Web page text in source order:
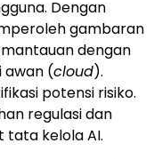
Dengan
gambaran
dengan
awan (cloud).
potensi risiko.
regulasi dan
kelola AI.